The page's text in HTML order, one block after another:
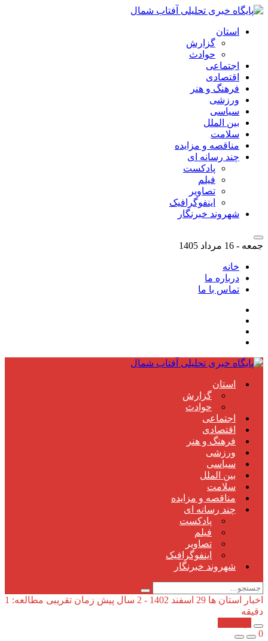
استان
گزارش
حوادث
اجتماعی
اقتصادی
فرهنگ و هنر
ورزشی
سیاسی
بین الملل
سلامت
مناقصه و مزایده
چند رسانه ای
پادکست
فیلم
تصاویر
اینفوگرافیک
شهروند خبرنگار
جمعه - 16 مرداد 1405
خانه
درباره ما
تماس با ما
استان
گزارش
حوادث
اجتماعی
اقتصادی
فرهنگ و هنر
ورزشی
سیاسی
بین الملل
سلامت
مناقصه و مزایده
چند رسانه ای
پادکست
فیلم
تصاویر
اینفوگرافیک
شهروند خبرنگار
اخبار استان ها 29 اسفند 1402 - 2 سال پیش
زمان تقریبی مطالعه: 1
دقیقه
0